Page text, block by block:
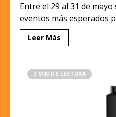
Entre el 29 al 31 de
eventos más esperados
Leer Más
2 MIN DE LECTURA